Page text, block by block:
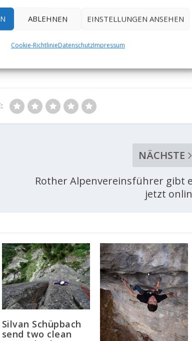
ABLEHNEN EINSTELLUNGEN ANSEHEN
Cookie-RichtlinieDatenschutzImpressum
NÄCHSTE
Rother Alpenvereinsführer gibt
jetzt
Silvan Schüpbach
send two clean